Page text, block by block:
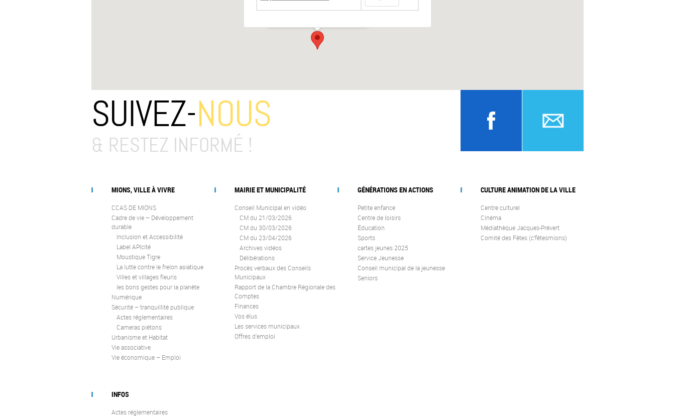
SUIVEZ-NOUS
& RESTEZ INFORMÉ !
MIONS, VILLE À VIVRE
CCAS DE MIONS
Cadre de vie – Développement
durable
Inclusion et Accessibilité
Label APIcité
Moustique Tigre
La lutte contre le frelon asiatique
Villes et villages fleuris
les bons gestes pour la planète
Numérique
Sécurité – tranquillité publique
Actes réglementaires
Cameras piétons
Urbanisme et Habitat
Vie associative
Vie économique – Emploi
MAIRIE ET MUNICIPALITÉ
Conseil Municipal en vidéo
CM du 21/03/2026
CM du 30/03/2026
CM du 23/04/2026
Archives vidéos
Délibérations
Procès verbaux des Conseils
Municipaux
Rapport de la Chambre Régionale des
Comptes
Finances
Vos élus
Les services municipaux
Offres d’emploi
GÉNÉRATIONS EN ACTIONS
Petite enfance
Centre de loisirs
Éducation
Sports
cartes jeunes 2025
Service Jeunesse
Conseil municipal de la jeunesse
Seniors
CULTURE ANIMATION DE LA VILLE
Centre culturel
Cinéma
Médiathèque Jacques-Prévert
Comité des Fêtes (c’fêtesmions)
INFOS
Actes réglementaires